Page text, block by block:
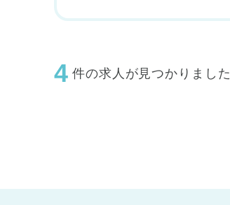
4 件の求人が見つかりました